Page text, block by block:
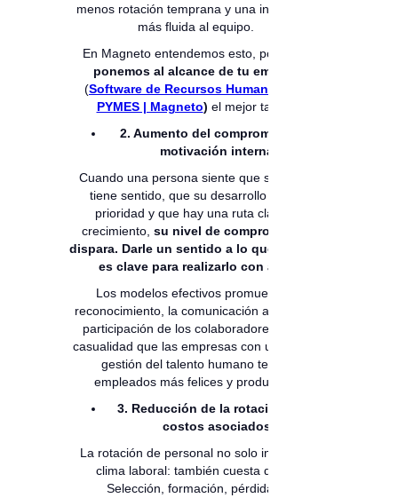
menos rotación temprana y una integración
más fluida al equipo.
En Magneto entendemos esto, por lo que
ponemos al alcance de tu empresa
(Software de Recursos Humanos para
PYMES | Magneto) el mejor talento.
2. Aumento del compromiso y la
motivación interna
Cuando una persona siente que su trabajo
tiene sentido, que su desarrollo es una
prioridad y que hay una ruta clara de
crecimiento, su nivel de compromiso se
dispara. Darle un sentido a lo que se hace,
es clave para realizarlo con amor.
Los modelos efectivos promueven el
reconocimiento, la comunicación abierta y la
participación de los colaboradores. No es
casualidad que las empresas con una buena
gestión del talento humano tengan
empleados más felices y productivos.
3. Reducción de la rotación y los
costos asociados
La rotación de personal no solo impacta el
clima laboral: también cuesta dinero.
Selección, formación, pérdida de